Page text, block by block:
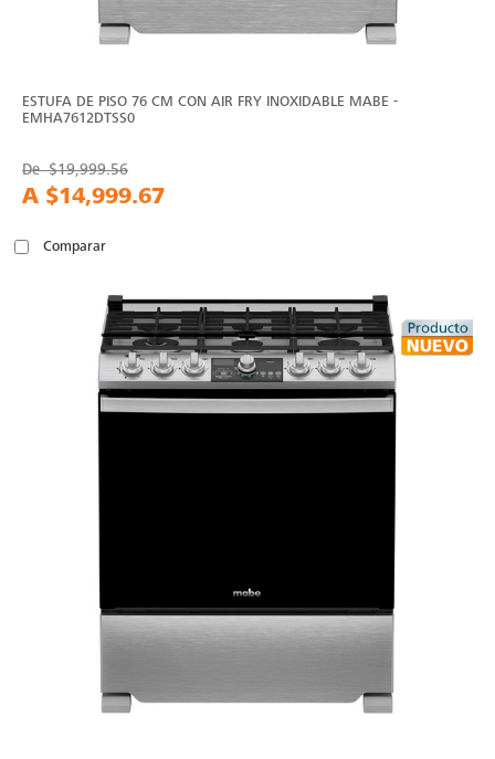
ESTUFA DE PISO 76 CM CON AIR FRY INOXIDABLE MABE -
EMHA7612DTSS0
De$19,999.56
A $14,999.67
Comparar